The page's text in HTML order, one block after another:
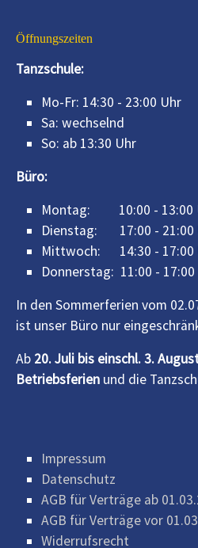
Öffnungszeiten
Tanzschule:
Mo-Fr: 14:30 - 23:00 Uhr
Sa: wechselnd
So: ab 13:30 Uhr
Büro:
Montag: 10:00 - 13:00
Dienstag: 17:00 - 21:00
Mittwoch: 14:30 - 17:00
Donnerstag: 11:00 - 17:00
In den Sommerferien vom
ist unser Büro nur
Ab 20. Juli bis einschl. 3.
Betriebsferien und die
Impressum
Datenschutz
AGB für Verträge ab
AGB für Verträge vor
Widerrufsrecht